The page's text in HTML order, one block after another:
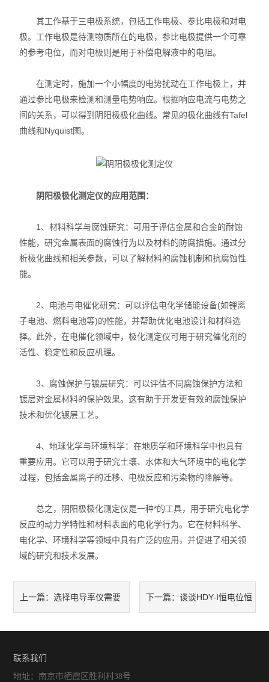
其工作基于三电极系统，包括工作电极、参比电极和对电
极。工作电极是待测物质所在的电极，参比电极提供一个可靠
的参考电位，而对电极则是用于补偿电解液中的电阻。
在测定时，施加一个小幅度的电势扰动在工作电极上，并
通过参比电极来检测和测量电势响应。根据响应电流与电势之
间的关系，可以得到阴阳极极化曲线。常见的极化曲线有Tafel
曲线和Nyquist图。
阴阳极极化测定仪的应用范围：
1、材料科学与腐蚀研究：可用于评估金属和合金的耐蚀
性能，研究金属表面的腐蚀行为以及材料的防腐措施。通过分
析极化曲线和相关参数，可以了解材料的腐蚀机制和抗腐蚀性
能。
2、电池与电催化研究：可以评估电化学储能设备(如锂离
子电池、燃料电池等)的性能，并帮助优化电池设计和材料选
择。此外，在电催化领域中，极化测定仪可用于研究催化剂的
活性、稳定性和反应机理。
3、腐蚀保护与镀层研究：可以评估不同腐蚀保护方法和
镀层对金属材料的保护效果。这有助于开发更有效的腐蚀保护
技术和优化镀层工艺。
4、地球化学与环境科学：在地质学和环境科学中也具有
重要应用。它可以用于研究土壤、水体和大气环境中的电化学
过程，包括金属离子的迁移、电极反应和污染物的降解等。
总之，阴阳极极化测定仪是一种*的工具，用于研究电化学
反应的动力学特性和材料表面的电化学行为。它在材料科学、
电化学、环境科学等领域中具有广泛的应用，并促进了相关领
域的研究和技术发展。
上一篇：选择电导率仪需要 下一篇： 谈谈HDY-I恒电位恒
联系我们
地址：南京市栖霞区胜利村38号